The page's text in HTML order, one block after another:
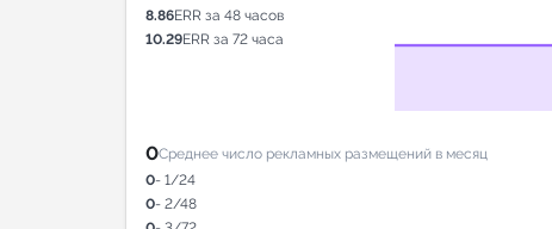
8.86ERR за 48 часов
10.29ERR за 72 часа
0Среднее число рекламных размещений в месяц
0- 1/24
0- 2/48